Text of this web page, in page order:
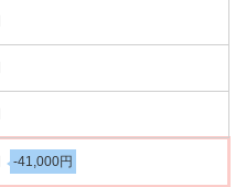
-41,000円